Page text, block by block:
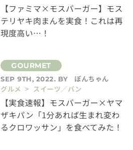
【ファミマ×モスバーガー】モス
テリヤキ肉まんを実食！これは再
現度高い…！
SEP 9TH, 2022. BY
ぽんちゃん
グルメ > スイーツ／パン
【実食速報】モスバーガー×ヤマ
ザキパン「1分あれば生まれ変わ
るクロワッサン」を食べてみた！